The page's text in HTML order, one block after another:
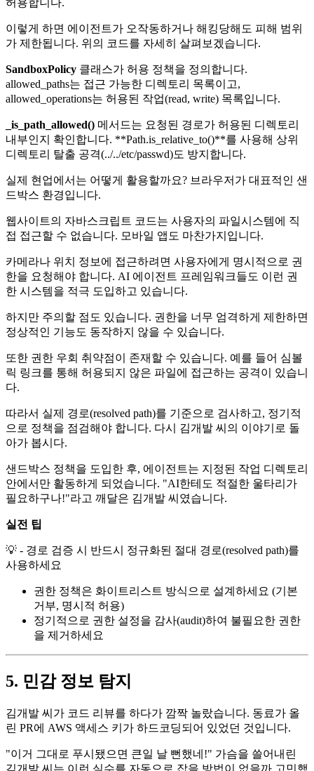
이렇게 하면 에이전트가 오작동하거나 해킹당해도 피해 범위
가 제한됩니다. 위의 코드를 자세히 살펴보겠습니다.
SandboxPolicy 클래스가 허용 정책을 정의합니다.
allowed_paths는 접근 가능한 디렉토리 목록이고,
allowed_operations는 허용된 작업(read, write) 목록입니다.
_is_path_allowed() 메서드는 요청된 경로가 허용된 디렉토리
내부인지 확인합니다. **Path.is_relative_to()**를 사용해 상위
디렉토리 탈출 공격(../../etc/passwd)도 방지합니다.
실제 현업에서는 어떻게 활용할까요? 브라우저가 대표적인 샌
드박스 환경입니다.
웹사이트의 자바스크립트 코드는 사용자의 파일시스템에 직
접 접근할 수 없습니다. 모바일 앱도 마찬가지입니다.
카메라나 위치 정보에 접근하려면 사용자에게 명시적으로 권
한을 요청해야 합니다. AI 에이전트 프레임워크들도 이런 권
한 시스템을 적극 도입하고 있습니다.
하지만 주의할 점도 있습니다. 권한을 너무 엄격하게 제한하면
정상적인 기능도 동작하지 않을 수 있습니다.
또한 권한 우회 취약점이 존재할 수 있습니다. 예를 들어 심볼
릭 링크를 통해 허용되지 않은 파일에 접근하는 공격이 있습니
다.
따라서 실제 경로(resolved path)를 기준으로 검사하고, 정기적
으로 정책을 점검해야 합니다. 다시 김개발 씨의 이야기로 돌
아가 봅시다.
샌드박스 정책을 도입한 후, 에이전트는 지정된 작업 디렉토리
안에서만 활동하게 되었습니다. "AI한테도 적절한 울타리가
필요하구나!"라고 깨달은 김개발 씨였습니다.
실전 팁
💡 - 경로 검증 시 반드시 정규화된 절대 경로(resolved path)를
사용하세요
권한 정책은 화이트리스트 방식으로 설계하세요 (기본
거부, 명시적 허용)
정기적으로 권한 설정을 감사(audit)하여 불필요한 권한
을 제거하세요
5. 민감 정보 탐지
김개발 씨가 코드 리뷰를 하다가 깜짝 놀랐습니다. 동료가 올
린 PR에 AWS 액세스 키가 하드코딩되어 있었던 것입니다.
"이거 그대로 푸시됐으면 큰일 날 뻔했네!" 가슴을 쓸어내린
김개발 씨는 이런 실수를 자동으로 잡을 방법이 없을까 고민했